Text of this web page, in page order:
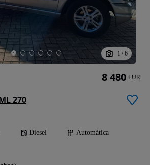
1 / 6
270
Diesel
Automática
8 480 EUR